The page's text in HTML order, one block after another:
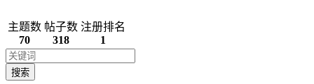
主题数
70
帖子数
318
注册排名
1
搜索